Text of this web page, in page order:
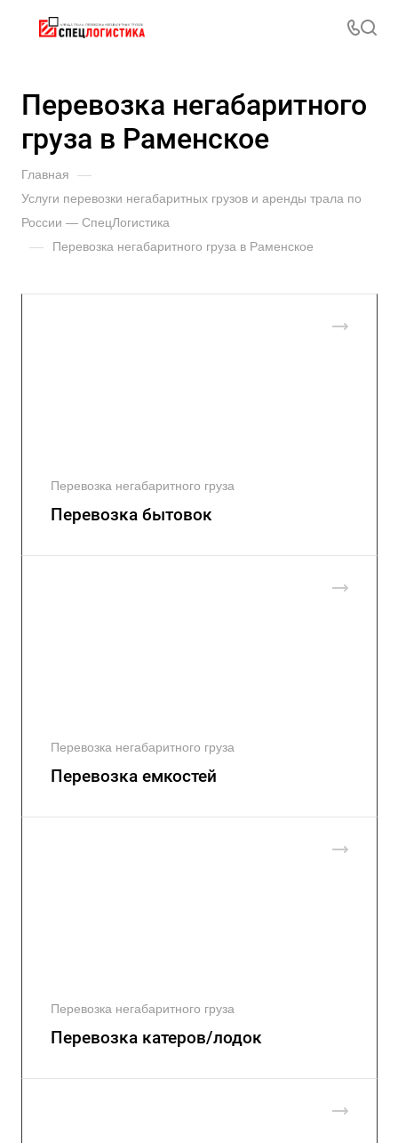
Перевозка негабаритного
груза в Раменское
Главная —
Услуги перевозки негабаритных грузов и аренды трала по
России — СпецЛогистика
— Перевозка негабаритного груза в Раменское
Перевозка негабаритного груза
Перевозка бытовок
Перевозка негабаритного груза
Перевозка емкостей
Перевозка негабаритного груза
Перевозка катеров/лодок